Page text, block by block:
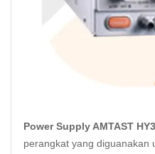
Power Supply AMTAST
perangkat yang diguanakan